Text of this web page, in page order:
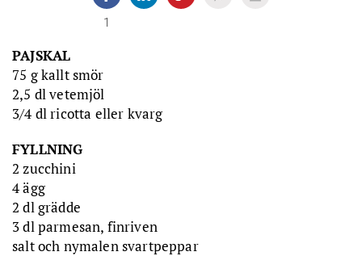
1
PAJSKAL
75 g kallt smör
2,5 dl vetemjöl
3/4 dl ricotta eller kvarg
FYLLNING
2 zucchini
4 ägg
2 dl grädde
3 dl parmesan, finriven
salt och nymalen svartpeppar